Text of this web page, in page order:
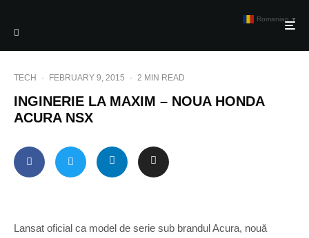
TECH · FEBRUARY 9, 2015 · 2 MIN READ
INGINERIE LA MAXIM – NOUA HONDA
ACURA NSX
Lansat oficial ca model de serie sub brandul Acura, nouă
Romanian ▼